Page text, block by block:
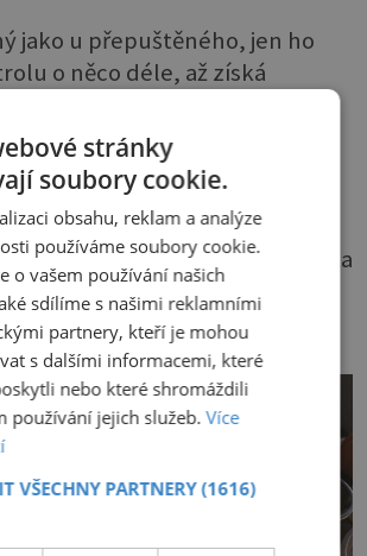
jako u přepuštěného, jen ho
o něco déle, až získá
a začne oříškově vonět.
ale nepoužívá na smažení,
omáčka.
steaky, ale i dušenou
li je třeba do křehkého těsta
získáte
chuť.
stránky
soubory cookie.
obsahu, reklam a analýze
používáme soubory cookie.
o vašem používání našich
sdílíme s našimi reklamními
partnery, kteří je mohou
s dalšími informacemi, které
nebo které shromáždili
používání jejich služeb.Více
VŠECHNY PARTNERY(1616)